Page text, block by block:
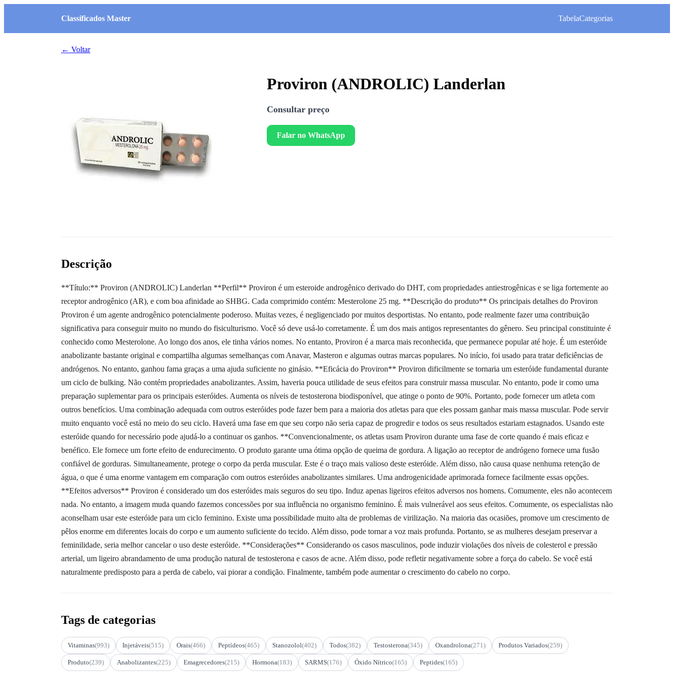
Classificados Master TabelaCategorias
← Voltar
Proviron (ANDROLIC) Landerlan
Consultar preço
Falar no WhatsApp
Descrição
**Título:** Proviron (ANDROLIC) Landerlan **Perfil** Proviron é um esteroide androgênico derivado do DHT, com propriedades antiestrogênicas e se liga fortemente ao
receptor androgênico (AR), e com boa afinidade ao SHBG. Cada comprimido contém: Mesterolone 25 mg. **Descrição do produto** Os principais detalhes do Proviron
Proviron é um agente androgênico potencialmente poderoso. Muitas vezes, é negligenciado por muitos desportistas. No entanto, pode realmente fazer uma contribuição
significativa para conseguir muito no mundo do fisiculturismo. Você só deve usá-lo corretamente. É um dos mais antigos representantes do gênero. Seu principal constituinte é
conhecido como Mesterolone. Ao longo dos anos, ele tinha vários nomes. No entanto, Proviron é a marca mais reconhecida, que permanece popular até hoje. É um esteróide
anabolizante bastante original e compartilha algumas semelhanças com Anavar, Masteron e algumas outras marcas populares. No início, foi usado para tratar deficiências de
andrógenos. No entanto, ganhou fama graças a uma ajuda suficiente no ginásio. **Eficácia do Proviron** Proviron dificilmente se tornaria um esteróide fundamental durante
um ciclo de bulking. Não contém propriedades anabolizantes. Assim, haveria pouca utilidade de seus efeitos para construir massa muscular. No entanto, pode ir como uma
preparação suplementar para os principais esteróides. Aumenta os níveis de testosterona biodisponível, que atinge o ponto de 90%. Portanto, pode fornecer um atleta com
outros benefícios. Uma combinação adequada com outros esteróides pode fazer bem para a maioria dos atletas para que eles possam ganhar mais massa muscular. Pode servir
muito enquanto você está no meio do seu ciclo. Haverá uma fase em que seu corpo não seria capaz de progredir e todos os seus resultados estariam estagnados. Usando este
esteróide quando for necessário pode ajudá-lo a continuar os ganhos. **Convencionalmente, os atletas usam Proviron durante uma fase de corte quando é mais eficaz e
benéfico. Ele fornece um forte efeito de endurecimento. O produto garante uma ótima opção de queima de gordura. A ligação ao receptor de andrógeno fornece uma fusão
confiável de gorduras. Simultaneamente, protege o corpo da perda muscular. Este é o traço mais valioso deste esteróide. Além disso, não causa quase nenhuma retenção de
água, o que é uma enorme vantagem em comparação com outros esteróides anabolizantes similares. Uma androgenicidade aprimorada fornece facilmente essas opções.
**Efeitos adversos** Proviron é considerado um dos esteróides mais seguros do seu tipo. Induz apenas ligeiros efeitos adversos nos homens. Comumente, eles não acontecem
nada. No entanto, a imagem muda quando fazemos concessões por sua influência no organismo feminino. É mais vulnerável aos seus efeitos. Comumente, os especialistas não
aconselham usar este esteróide para um ciclo feminino. Existe uma possibilidade muito alta de problemas de virilização. Na maioria das ocasiões, promove um crescimento de
pêlos enorme em diferentes locais do corpo e um aumento suficiente do tecido. Além disso, pode tornar a voz mais profunda. Portanto, se as mulheres desejam preservar a
feminilidade, seria melhor cancelar o uso deste esteróide. **Considerações** Considerando os casos masculinos, pode induzir violações dos níveis de colesterol e pressão
arterial, um ligeiro abrandamento de uma produção natural de testosterona e casos de acne. Além disso, pode refletir negativamente sobre a força do cabelo. Se você está
naturalmente predisposto para a perda de cabelo, vai piorar a condição. Finalmente, também pode aumentar o crescimento do cabelo no corpo.
Tags de categorias
Vitaminas(993) Injetáveis(515) Orais(466) Peptídeos(465) Stanozolol(402) Todos(382) Testosterona(345) Oxandrolona(271) Produtos Variados(259)
Produto(239) Anabolizantes(225) Emagrecedores(215) Hormona(183) SARMS(176) Óxido Nítrico(165) Peptides(165)